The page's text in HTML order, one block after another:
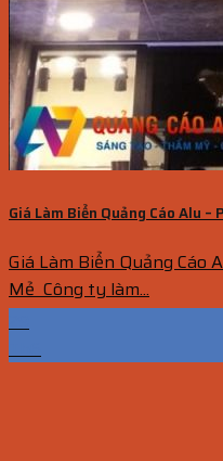
Giá Làm Biển Quảng Cáo Alu
Giá Làm Biển Quảng Cáo
Mẻ Công ty làm...
29
Th6